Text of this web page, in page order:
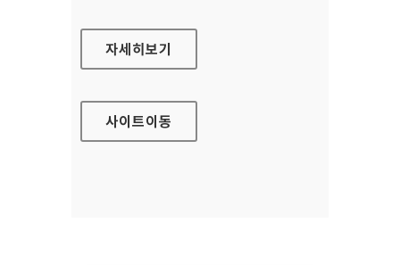
더라이프(모바일웹) 홈페이지
자세히보기
사이트이동